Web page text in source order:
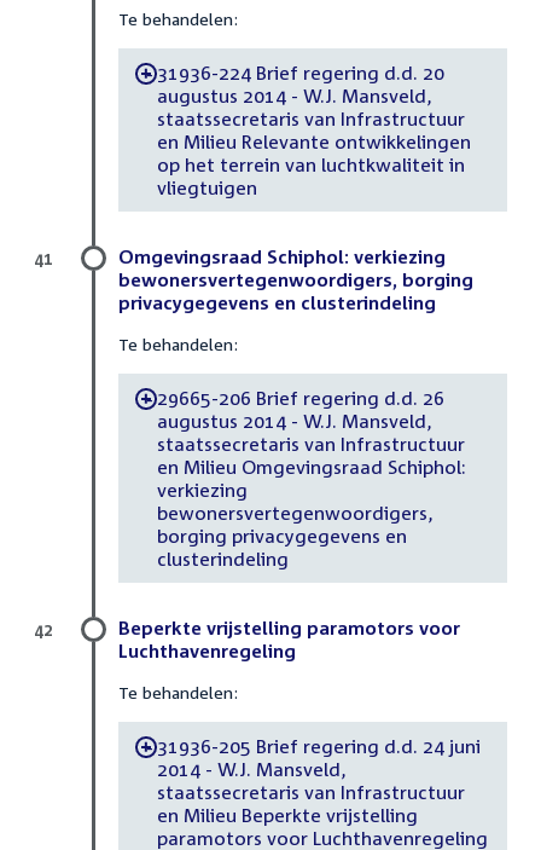
Te behandelen:
-31936-224 Brief regering d.d. 20
augustus 2014 - W.J. Mansveld,
staatssecretaris van Infrastructuur
en Milieu Relevante ontwikkelingen
op het terrein van luchtkwaliteit in
vliegtuigen
Omgevingsraad Schiphol: verkiezing
bewonersvertegenwoordigers, borging
privacygegevens en clusterindeling
Te behandelen:
-29665-206 Brief regering d.d. 26
augustus 2014 - W.J. Mansveld,
staatssecretaris van Infrastructuur
en Milieu Omgevingsraad Schiphol:
verkiezing
bewonersvertegenwoordigers,
borging privacygegevens en
clusterindeling
41
Beperkte vrijstelling paramotors voor
Luchthavenregeling
Te behandelen:
-31936-205 Brief regering d.d. 24 juni
2014 - W.J. Mansveld,
staatssecretaris van Infrastructuur
en Milieu Beperkte vrijstelling
paramotors voor Luchthavenregeling
42